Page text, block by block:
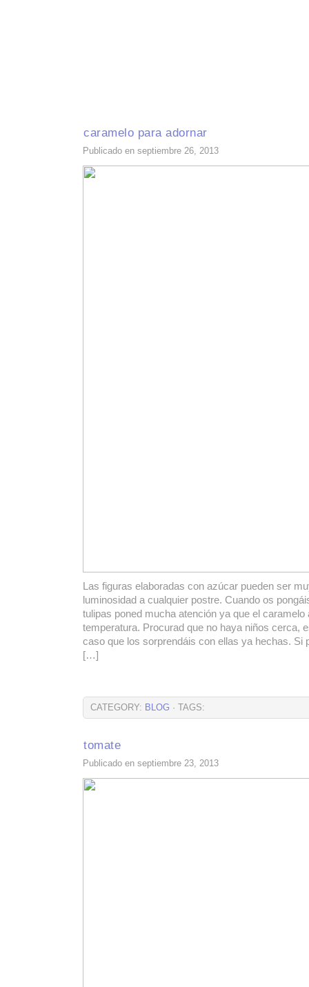
caramelo para adornar
Publicado en septiembre 26, 2013
Las figuras elaboradas con azúcar pueden ser
luminosidad a cualquier postre. Cuando os
tulipas poned mucha atención ya que el caramelo
temperatura. Procurad que no haya niños cerca,
caso que los sorprendáis con ellas ya hechas. Si
[…]
CATEGORY: BLOG · TAGS:
tomate
Publicado en septiembre 23, 2013